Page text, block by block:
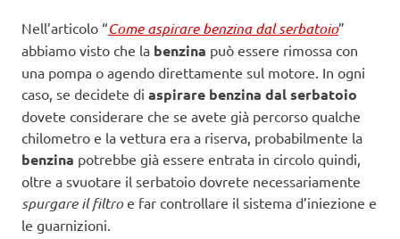
Nell’articolo “Come aspirare benzina dal serbatoio”
abbiamo visto che la benzina può essere rimossa con
una pompa o agendo direttamente sul motore. In ogni
caso, se decidete di aspirare benzina dal serbatoio
dovete considerare che se avete già percorso qualche
chilometro e la vettura era a riserva, probabilmente la
benzina potrebbe già essere entrata in circolo quindi,
oltre a svuotare il serbatoio dovrete necessariamente
spurgare il filtroe far controllare il sistema d’iniezione e
le guarnizioni.